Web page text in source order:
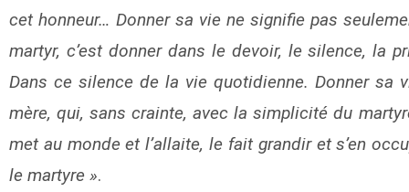
cet honneur… Donner sa vie ne signifie pas
martyr, c’est donner dans le devoir, le silence, la
Dans ce silence de la vie quotidienne. Donner sa
mère, qui, sans crainte, avec la simplicité du
met au monde et l’allaite, le fait grandir et s’en
le martyre ».